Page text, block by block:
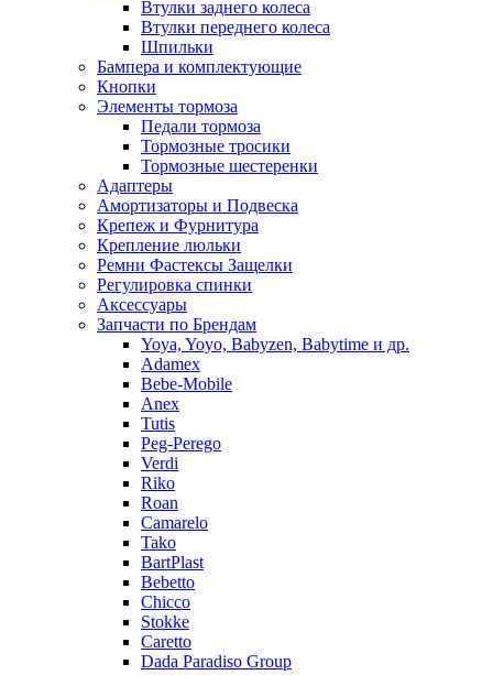
Втулки заднего колеса
Втулки переднего колеса
Шпильки
Бампера и комплектующие
Кнопки
Элементы тормоза
Педали тормоза
Тормозные тросики
Тормозные шестеренки
Адаптеры
Амортизаторы и Подвеска
Крепеж и Фурнитура
Крепление люльки
Ремни Фастексы Защелки
Регулировка спинки
Аксессуары
Запчасти по Брендам
Yoya, Yoyo, Babyzen, Babytime и др.
Adamex
Bebe-Mobile
Anex
Tutis
Peg-Perego
Verdi
Riko
Roan
Camarelo
Tako
BartPlast
Bebetto
Chicco
Stokke
Caretto
Dada Paradiso Group